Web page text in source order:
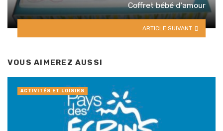
Coffret bébé d’amour
ARTICLE SUIVANT
VOUS AIMEREZ AUSSI
ACTIVITÉS ET LOISIRS